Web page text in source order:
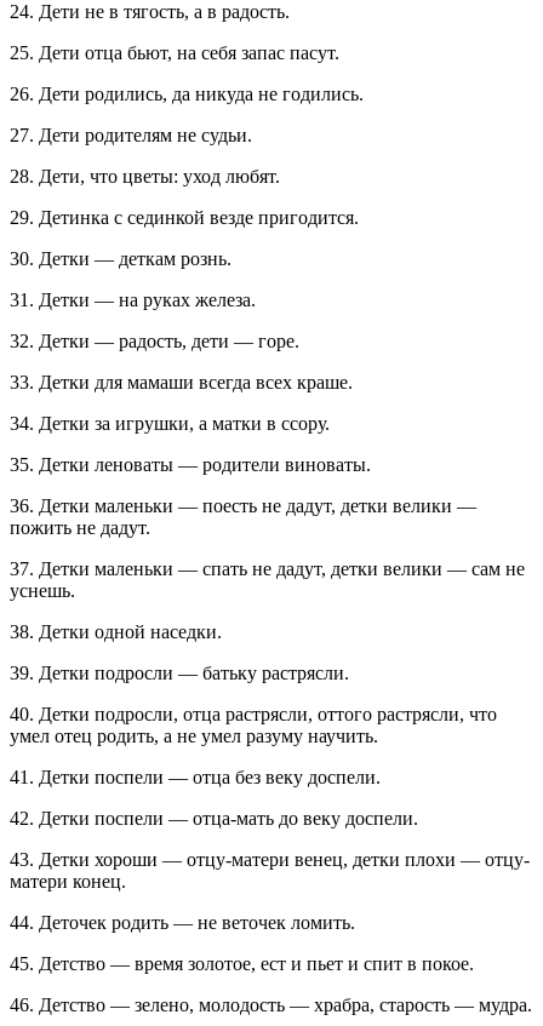
24. Дети не в тягость, а в радость.
25. Дети отца бьют, на себя запас пасут.
26. Дети родились, да никуда не годились.
27. Дети родителям не судьи.
28. Дети, что цветы: уход любят.
29. Детинка с сединкой везде пригодится.
30. Детки — деткам рознь.
31. Детки — на руках железа.
32. Детки — радость, дети — горе.
33. Детки для мамаши всегда всех краше.
34. Детки за игрушки, а матки в ссору.
35. Детки леноваты — родители виноваты.
36. Детки маленьки — поесть не дадут, детки велики —
пожить не дадут.
37. Детки маленьки — спать не дадут, детки велики — сам не
уснешь.
38. Детки одной наседки.
39. Детки подросли — батьку растрясли.
40. Детки подросли, отца растрясли, оттого растрясли, что
умел отец родить, а не умел разуму научить.
41. Детки поспели — отца без веку доспели.
42. Детки поспели — отца-мать до веку доспели.
43. Детки хороши — отцу-матери венец, детки плохи — отцу-
матери конец.
44. Деточек родить — не веточек ломить.
45. Детство — время золотое, ест и пьет и спит в покое.
46. Детство — зелено, молодость — храбра, старость — мудра.